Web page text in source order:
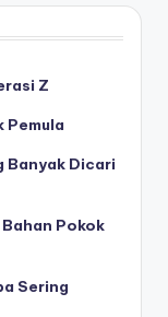
Z
Pemula
Banyak Dicari
Pokok
Sering